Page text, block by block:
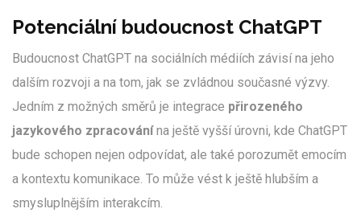
Potenciální budoucnost ChatGPT
Budoucnost ChatGPT na sociálních médiích závisí na jeho
dalším rozvoji a na tom, jak se zvládnou současné výzvy.
Jedním z možných směrů je integrace přirozeného
jazykového zpracovánína ještě vyšší úrovni, kde ChatGPT
bude schopen nejen odpovídat, ale také porozumět emocím
a kontextu komunikace. To může vést k ještě hlubším a
smysluplnějším interakcím.